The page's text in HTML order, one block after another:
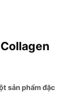
sản phẩm đặc